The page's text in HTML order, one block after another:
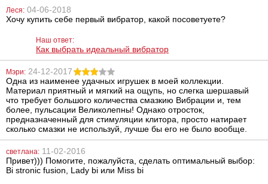
Плеть PicoBong
813 грн
Мягкие
1541 грн
Вагина-
мастурбатор
Леся: 04-06-2018
Хочу купить себе первый вибратор, какой посоветуете?
Наш ответ:
Как выбрать идеальный вибратор
Мэри: 24-12-2017
Одна из наименее удачных игрушек в моей коллекции.
Материал приятный и мягкий на ощупь, но слегка шершавый
что требует большого количества смазкию Вибрации и, тем
более, пульсации Великолепны! Однако отросток,
предназначенный для стимуляции клитора, просто натирает
сколько смазки не используй, лучше бы его не было вообще.
светлана: 11-02-2016
Привет))) Помогите, пожалуйста, сделать оптимальный выбор:
Bi stronic fusion, Lady bi или Miss bi